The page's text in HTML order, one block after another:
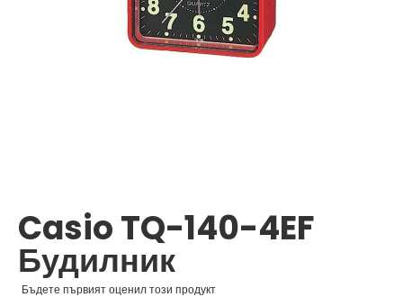
на
галерия
със
снимки
Casio TQ-140-4EF
Будилник
Бъдете първият оценил този продукт